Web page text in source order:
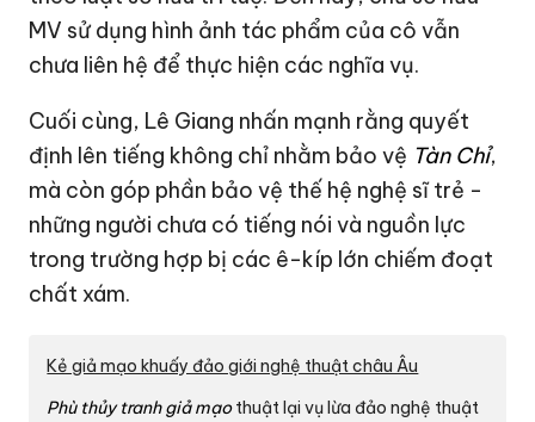
MV sử dụng hình ảnh tác phẩm của cô vẫn
chưa liên hệ để thực hiện các nghĩa vụ.
Cuối cùng, Lê Giang nhấn mạnh rằng quyết
định lên tiếng không chỉ nhằm bảo vệ Tàn Chỉ,
mà còn góp phần bảo vệ thế hệ nghệ sĩ trẻ -
những người chưa có tiếng nói và nguồn lực
trong trường hợp bị các ê-kíp lớn chiếm đoạt
chất xám.
Kẻ giả mạo khuấy đảo giới nghệ thuật châu Âu
Phù thủy tranh giả mạothuật lại vụ lừa đảo nghệ thuật